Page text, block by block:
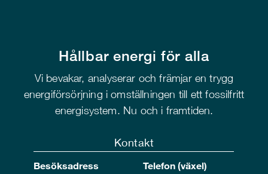
Hållbar energi för alla
Vi bevakar, analyserar och främjar en trygg
energiförsörjning i omställningen till ett fossilfritt
energisystem. Nu och i framtiden.
Kontakt
Besöksadress
Telefon (växel)